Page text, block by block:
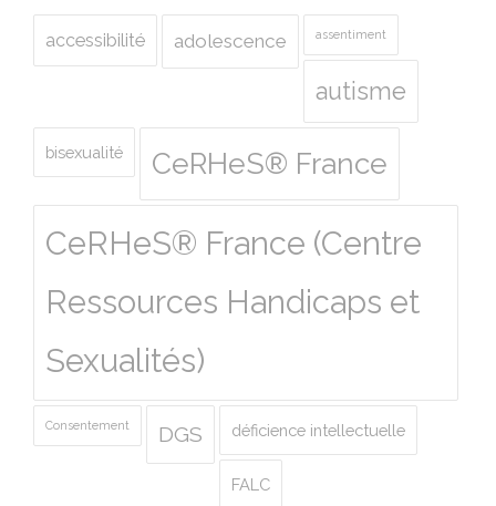
accessibilité adolescence assentiment
autisme
bisexualité CeRHeS® France
CeRHeS® France (Centre
Ressources Handicaps et
Sexualités)
Consentement DGS déficience intellectuelle
FALC